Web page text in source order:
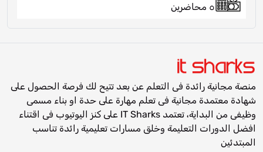
٥ محاضرين
منصة مجانية رائدة فى التعلم عن بعد تتيح لك فرصة الحصول على
شهادة معتمدة مجانية فى تعلم مهارة على حدة او بناء مسمى
وظيفى من البداية، تعتمد IT Sharks على كنز اليوتيوب فى اقتناء
افضل الدورات التعليمة وخلق مسارات تعليمية رائدة تناسب
المبتدئين